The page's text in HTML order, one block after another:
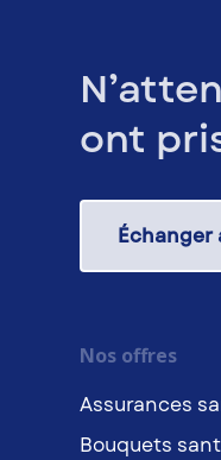
ont
Échanger
Nos offres
Assurances
Bouquets